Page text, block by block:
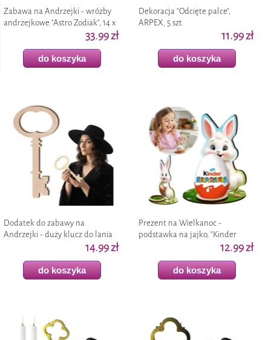
Zabawa na Andrzejki - wróżby
andrzejkowe "Astro Zodiak", 14 x
33.99 zł
do koszyka
Dekoracja "Odcięte palce",
ARPEX, 5 szt
11.99 zł
do koszyka
Dodatek do zabawy na
Andrzejki - duży klucz do lania
wosku "XL", wróżby andrzejkowe,
14.99 zł
do koszyka
Prezent na Wielkanoc -
podstawka na jajko, "Kinder
niespodzianka - Biały Króliczek,
12.99 zł
do koszyka